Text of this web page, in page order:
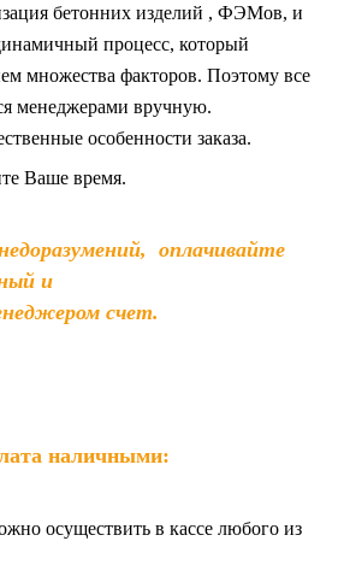
бетонних изделий , ФЭМов, и
процесс, который
множества факторов. Поэтому все
менеджерами вручную.
особенности заказа.
Ваше время.
оплачивайте
и
счет.
наличными:
осуществить в кассе любого из